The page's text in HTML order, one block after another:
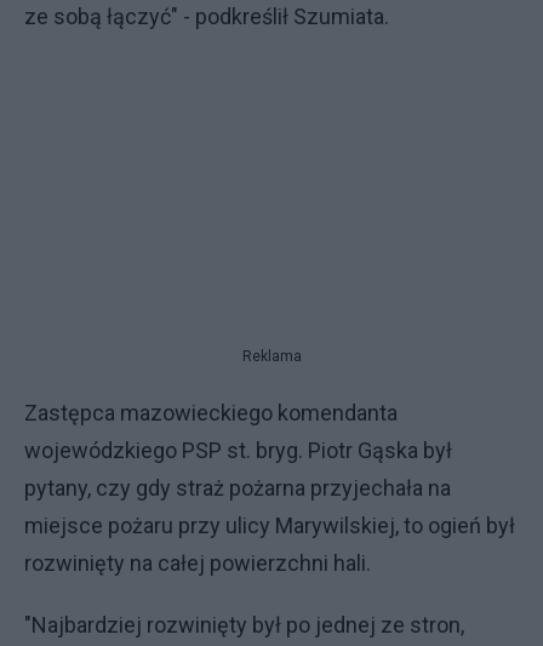
ze sobą łączyć" - podkreślił Szumiata.
Reklama
Zastępca mazowieckiego komendanta
wojewódzkiego PSP st. bryg. Piotr Gąska był
pytany, czy gdy straż pożarna przyjechała na
miejsce pożaru przy ulicy Marywilskiej, to ogień był
rozwinięty na całej powierzchni hali.
"Najbardziej rozwinięty był po jednej ze stron,